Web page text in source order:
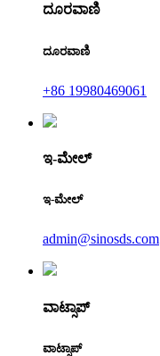
ದೂರವಾಣಿ
ದೂರವಾಣಿ
+86 19980469061
ಇ-ಮೇಲ್
ಇ-ಮೇಲ್
admin@sinosds.com
ವಾಟ್ಸಾಪ್
ವಾಟ್ಸಾಪ್